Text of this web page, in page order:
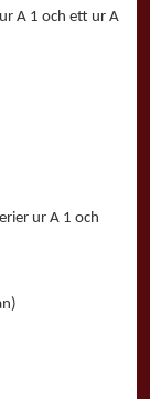
A 1 och ett ur A
ur A 1 och